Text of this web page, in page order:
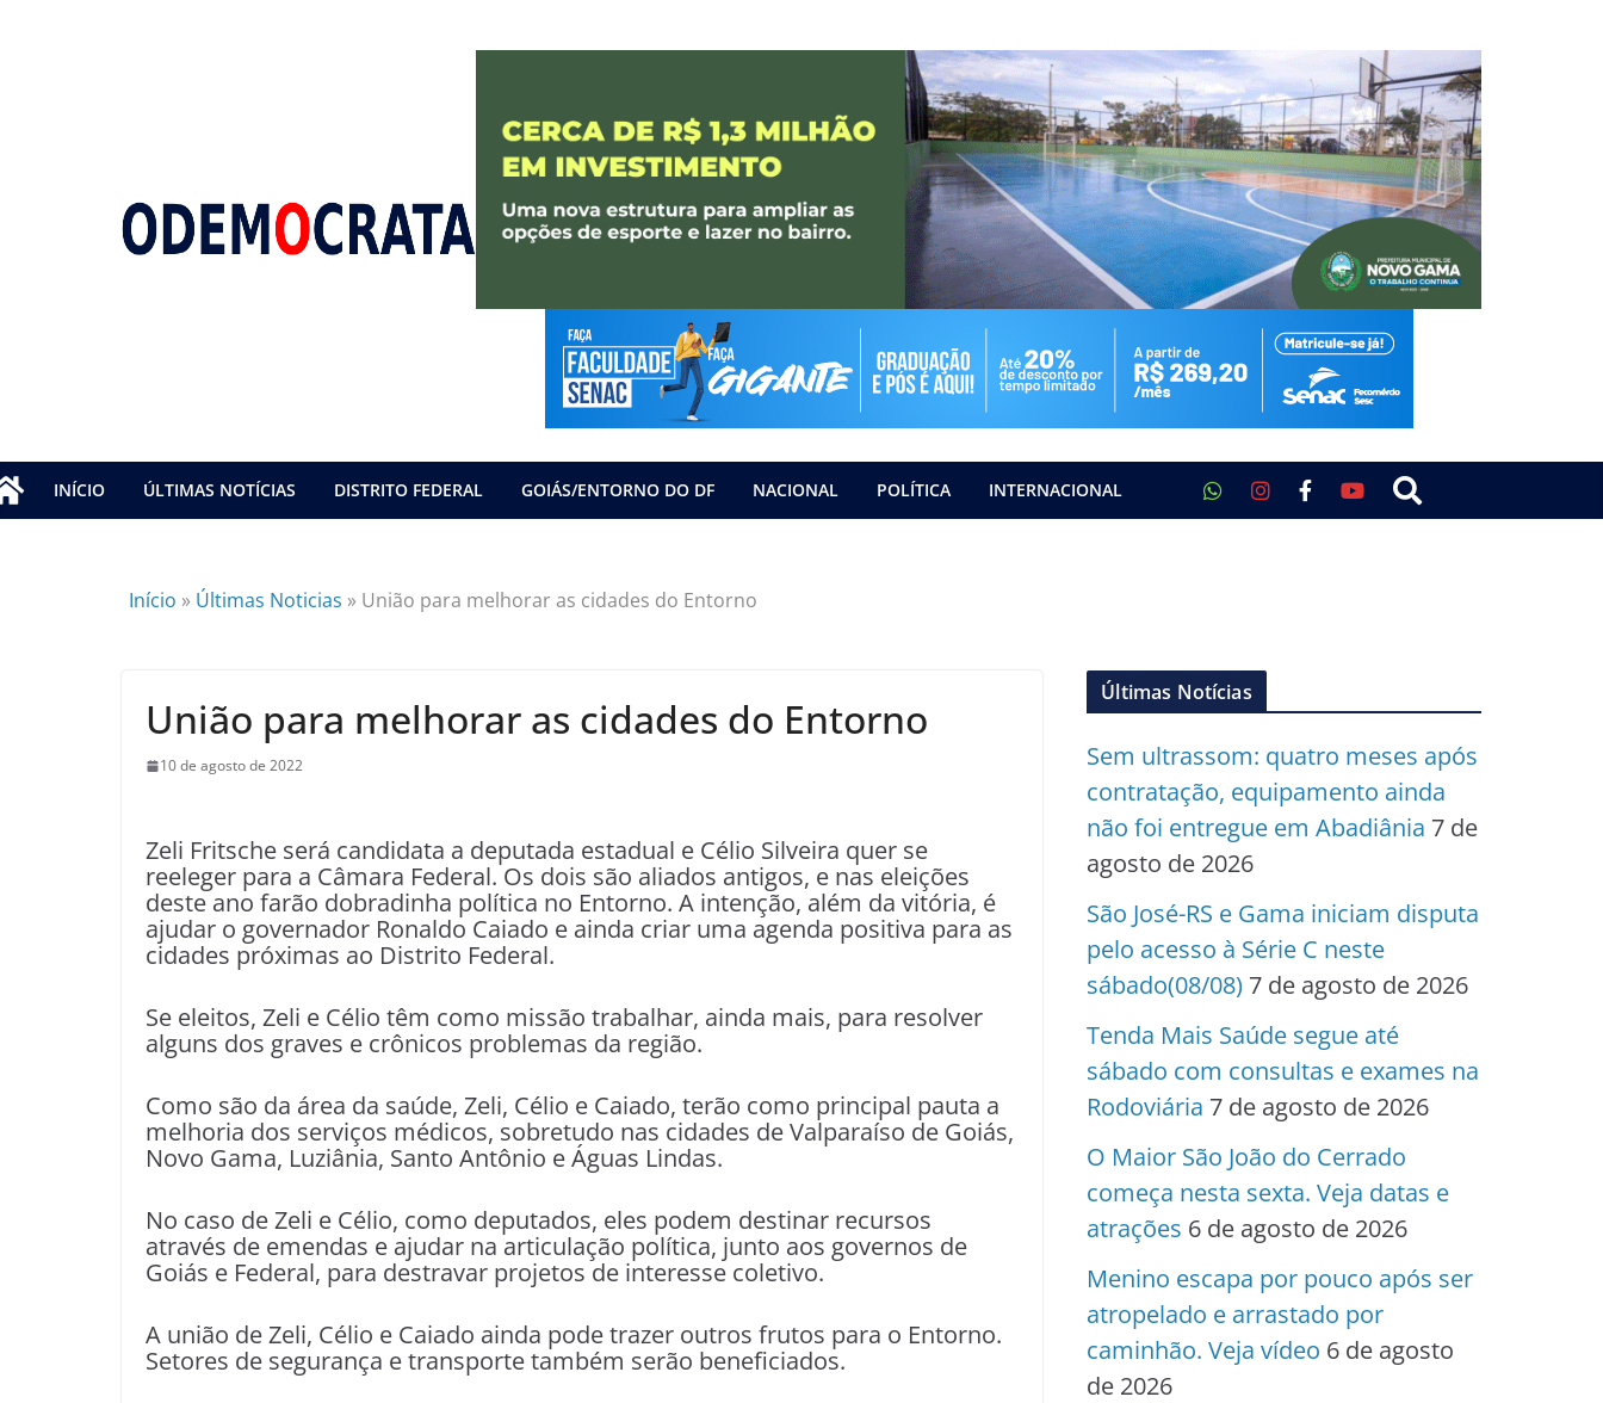
INÍCIO ÚLTIMAS NOTÍCIAS DISTRITO FEDERAL GOIÁS/ENTORNO DO DF NACIONAL POLÍTICA INTERNACIONAL
Início » Últimas Noticias » União para melhorar as cidades do Entorno
União para melhorar as cidades do Entorno
10 de agosto de 2022
Zeli Fritsche será candidata a deputada estadual e Célio Silveira quer se
reeleger para a Câmara Federal. Os dois são aliados antigos, e nas eleições
deste ano farão dobradinha política no Entorno. A intenção, além da vitória, é
ajudar o governador Ronaldo Caiado e ainda criar uma agenda positiva para as
cidades próximas ao Distrito Federal.
Se eleitos, Zeli e Célio têm como missão trabalhar, ainda mais, para resolver
alguns dos graves e crônicos problemas da região.
Como são da área da saúde, Zeli, Célio e Caiado, terão como principal pauta a
melhoria dos serviços médicos, sobretudo nas cidades de Valparaíso de Goiás,
Novo Gama, Luziânia, Santo Antônio e Águas Lindas.
No caso de Zeli e Célio, como deputados, eles podem destinar recursos
através de emendas e ajudar na articulação política, junto aos governos de
Goiás e Federal, para destravar projetos de interesse coletivo.
A união de Zeli, Célio e Caiado ainda pode trazer outros frutos para o Entorno.
Setores de segurança e transporte também serão beneficiados.
Últimas Notícias
Sem ultrassom: quatro meses após
contratação, equipamento ainda
não foi entregue em Abadiânia 7 de
agosto de 2026
São José-RS e Gama iniciam disputa
pelo acesso à Série C neste
sábado(08/08) 7 de agosto de 2026
Tenda Mais Saúde segue até
sábado com consultas e exames na
Rodoviária 7 de agosto de 2026
O Maior São João do Cerrado
começa nesta sexta. Veja datas e
atrações 6 de agosto de 2026
Menino escapa por pouco após ser
atropelado e arrastado por
caminhão. Veja vídeo 6 de agosto
de 2026